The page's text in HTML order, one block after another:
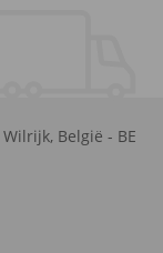
Wilrijk, België - BE